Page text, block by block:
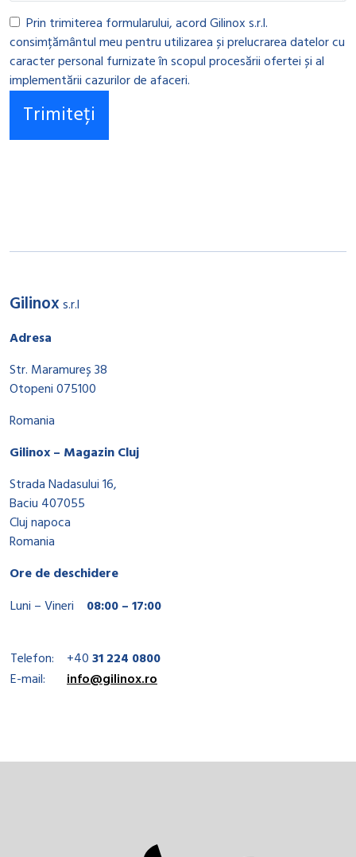
Prin trimiterea formularului, acord Gilinox s.r.l.
consimțământul meu pentru utilizarea și prelucrarea datelor cu
caracter personal furnizate în scopul procesării ofertei și al
implementării cazurilor de afaceri.
Gilinoxs.r.l
Adresa
Str. Maramureș 38
Otopeni 075100
Romania
Gilinox – Magazin Cluj
Strada Nadasului 16,
Baciu 407055
Cluj napoca
Romania
Ore de deschidere
Luni – Vineri
08:00 – 17:00
Telefon: +4031 224 0800
E-mail:
info@gilinox.ro